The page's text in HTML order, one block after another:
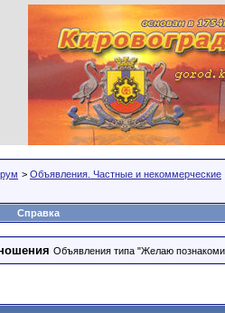
> Объявления. Частные и некоммерческие
Справка
Объявления типа "Желаю